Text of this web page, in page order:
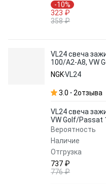
-10%
323 ₽
358 ₽
VL24 свеча
100/A2-A8, VW
NGKVL24
3.0 2отзыва
VL24 свеча
VW Golf/Passat
Вероятность
Наличие
Отгрузка
737 ₽
776 ₽